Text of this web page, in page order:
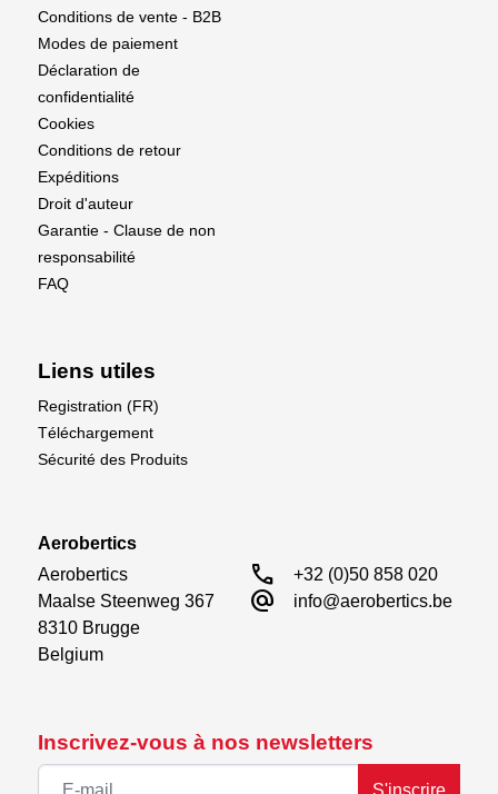
Inscrivez-vous à nos newsletters
S'inscrire
Conditions de vente - B2B
Modes de paiement
Déclaration de
confidentialité
Cookies
Conditions de retour
Expéditions
Droit d'auteur
Garantie - Clause de non
responsabilité
FAQ
Liens utiles
Registration (FR)
Téléchargement
Sécurité des Produits
Aerobertics
Aerobertics
Maalse Steenweg 367
8310 Brugge
Belgium
call +32 (0)50 858 020
alternate_email info@aerobertics.be